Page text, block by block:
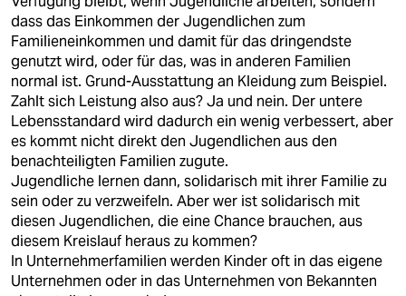
dass das Einkommen der Jugendlichen zum
Familieneinkommen und damit für das dringendste
genutzt wird, oder für das, was in anderen Familien
normal ist. Grund-Ausstattung an Kleidung zum Beispiel.
Zahlt sich Leistung also aus? Ja und nein. Der untere
Lebensstandard wird dadurch ein wenig verbessert, aber
es kommt nicht direkt den Jugendlichen aus den
benachteiligten Familien zugute.
Jugendliche lernen dann, solidarisch mit ihrer Familie zu
sein oder zu verzweifeln. Aber wer ist solidarisch mit
diesen Jugendlichen, die eine Chance brauchen, aus
diesem Kreislauf heraus zu kommen?
In Unternehmerfamilien werden Kinder oft in das eigene
Unternehmen oder in das Unternehmen von Bekannten